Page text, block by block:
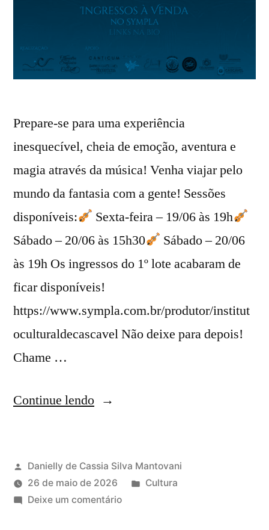
Prepare-se para uma experiência
inesquecível, cheia de emoção, aventura e
magia através da música! Venha viajar pelo
mundo da fantasia com a gente! Sessões
disponíveis:
Sexta-feira – 19/06 às 19h
Sábado – 20/06 às 15h30
Sábado – 20/06
às 19h Os ingressos do 1º lote acabaram de
ficar disponíveis!
https://www.sympla.com.br/produtor/institut
oculturaldecascavel Não deixe para depois!
Chame …
Continue lendo
Danielly de Cassia Silva Mantovani
26 de maio de 2026
Cultura
Deixe um comentário